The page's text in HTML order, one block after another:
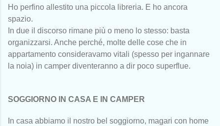
Ho perfino allestito una piccola libreria. E ho ancora
spazio.
In due il discorso rimane più o meno lo stesso: basta
organizzarsi. Anche perché, molte delle cose che in
appartamento consideravamo vitali (spesso per ingannare
la noia) in camper diventeranno a dir poco superflue.
SOGGIORNO IN CASA E IN CAMPER
In casa abbiamo il nostro bel soggiorno, magari con home